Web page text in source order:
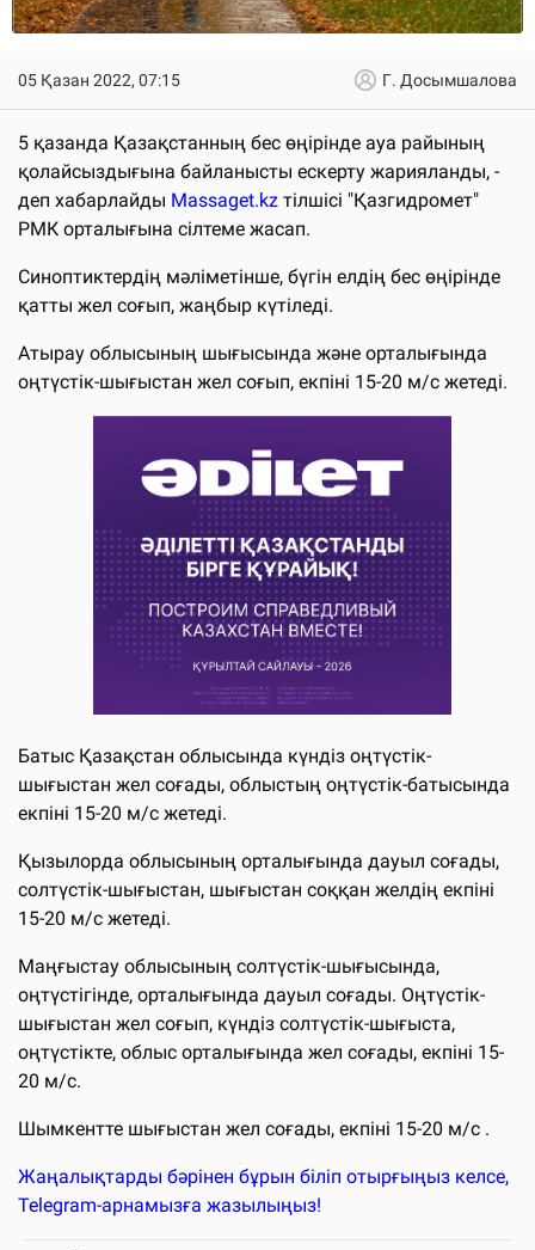
05 Қазан 2022, 07:15 Г. Досымшалова
5 қазанда Қазақстанның бес өңірінде ауа райының
қолайсыздығына байланысты ескерту жарияланды, -
деп хабарлайды Massaget.kz тілшісі "Қазгидромет"
РМК орталығына сілтеме жасап.
Синоптиктердің мәліметінше, бүгін елдің бес өңірінде
қатты жел соғып, жаңбыр күтіледі.
Атырау облысының шығысында және орталығында
оңтүстік-шығыстан жел соғып, екпіні 15-20 м/с жетеді.
Батыс Қазақстан облысында күндіз оңтүстік-
шығыстан жел соғады, облыстың оңтүстік-батысында
екпіні 15-20 м/с жетеді.
Қызылорда облысының орталығында дауыл соғады,
солтүстік-шығыстан, шығыстан соққан желдің екпіні
15-20 м/с жетеді.
Маңғыстау облысының солтүстік-шығысында,
оңтүстігінде, орталығында дауыл соғады. Оңтүстік-
шығыстан жел соғып, күндіз солтүстік-шығыста,
оңтүстікте, облыс орталығында жел соғады, екпіні 15-
20 м/с.
Шымкентте шығыстан жел соғады, екпіні 15-20 м/с .
Жаңалықтарды бәрінен бұрын біліп отырғыңыз келсе,
Telegram-арнамызға жазылыңыз!